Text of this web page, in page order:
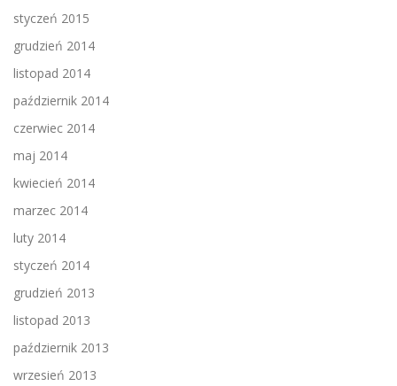
styczeń 2015
grudzień 2014
listopad 2014
październik 2014
czerwiec 2014
maj 2014
kwiecień 2014
marzec 2014
luty 2014
styczeń 2014
grudzień 2013
listopad 2013
październik 2013
wrzesień 2013